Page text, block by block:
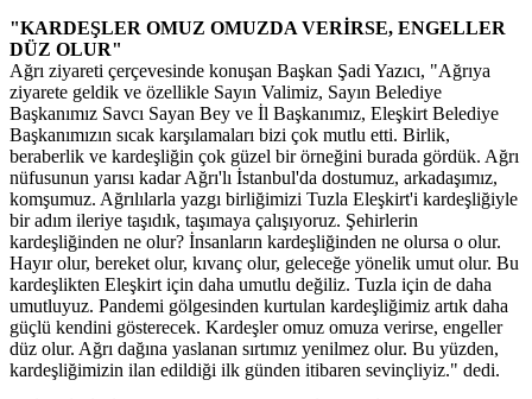
"KARDEŞLER OMUZ OMUZDA VERİRSE, ENGELLER
DÜZ OLUR"
Ağrı ziyareti çerçevesinde konuşan Başkan Şadi Yazıcı, "Ağrıya
ziyarete geldik ve özellikle Sayın Valimiz, Sayın Belediye
Başkanımız Savcı Sayan Bey ve İl Başkanımız, Eleşkirt Belediye
Başkanımızın sıcak karşılamaları bizi çok mutlu etti. Birlik,
beraberlik ve kardeşliğin çok güzel bir örneğini burada gördük. Ağrı
nüfusunun yarısı kadar Ağrı'lı İstanbul'da dostumuz, arkadaşımız,
komşumuz. Ağrılılarla yazgı birliğimizi Tuzla Eleşkirt'i kardeşliğiyle
bir adım ileriye taşıdık, taşımaya çalışıyoruz. Şehirlerin
kardeşliğinden ne olur? İnsanların kardeşliğinden ne olursa o olur.
Hayır olur, bereket olur, kıvanç olur, geleceğe yönelik umut olur. Bu
kardeşlikten Eleşkirt için daha umutlu değiliz. Tuzla için de daha
umutluyuz. Pandemi gölgesinden kurtulan kardeşliğimiz artık daha
güçlü kendini gösterecek. Kardeşler omuz omuza verirse, engeller
düz olur. Ağrı dağına yaslanan sırtımız yenilmez olur. Bu yüzden,
kardeşliğimizin ilan edildiği ilk günden itibaren sevinçliyiz." dedi.